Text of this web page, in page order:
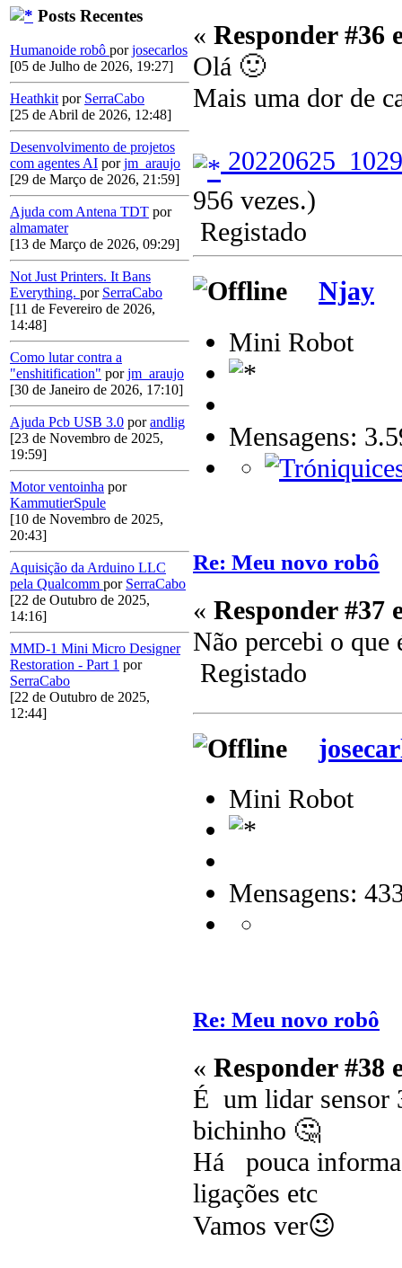
Posts Recentes
Humanoide robô porjosecarlos
[05 de Julho de 2026, 19:27]
Heathkit por SerraCabo
[25 de Abril de 2026, 12:48]
Desenvolvimento de projetos
com agentes AI porjm_araujo
[29 de Março de 2026, 21:59]
Ajuda com Antena TDT por
almamater
[13 de Março de 2026, 09:29]
Not Just Printers. It Bans
Everything. por SerraCabo
[11 de Fevereiro de 2026,
14:48]
Como lutar contra a
"enshitification" porjm_araujo
[30 de Janeiro de 2026, 17:10]
Ajuda Pcb USB 3.0 porandlig
[23 de Novembro de 2025,
19:59]
Motor ventoinha por
KammutierSpule
[10 de Novembro de 2025,
20:43]
Aquisição da Arduino LLC
pela Qualcomm por SerraCabo
[22 de Outubro de 2025,
14:16]
MMD-1 Mini Micro Designer
Restoration - Part 1 por
SerraCabo
[22 de Outubro de 2025,
12:44]
« Responder #36
Olá 🙂
Mais uma dor de
956 vezes.)
Registado
Njay
Mini Robot
Mensagens:
Re: Meu novo robô
« Responder #37
Não percebi o que
Registado
Mini Robot
Mensagens:
Re: Meu novo robô
« Responder #38
É um lidar sensor
bichinho 🤔
Há pouca
ligações etc
Vamos ver😉